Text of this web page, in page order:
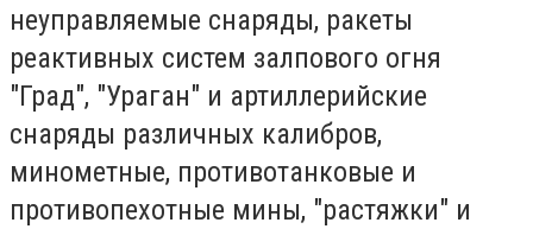
неуправляемые снаряды, ракеты
реактивных систем залпового огня
"Град", "Ураган" и артиллерийские
снаряды различных калибров,
минометные, противотанковые и
противопехотные мины, "растяжки" и